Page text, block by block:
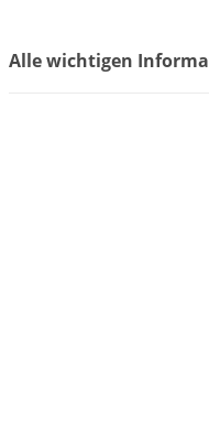
Alle wichtigen